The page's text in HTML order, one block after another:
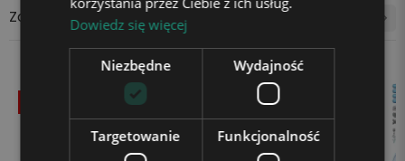
Zobacz także
Wyprzedaż!
Dowiedz się więcej
Niezbędne Wydajność
Targetowanie Funkcjonalność